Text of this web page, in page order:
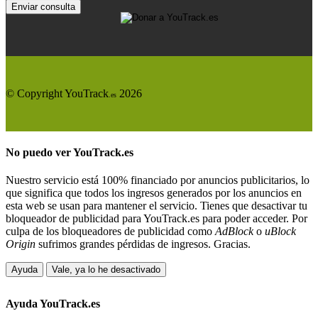
Enviar consulta
© Copyright YouTrack .es 2026
No puedo verYouTrack.es
Nuestro servicio está 100% financiado por anuncios publicitarios, lo
que significa que todos los ingresos generados por los anuncios en
esta web se usan para mantener el servicio. Tienes que desactivar tu
bloqueador de publicidad para YouTrack.es para poder acceder. Por
culpa de los bloqueadores de publicidad como AdBlocko uBlock
Origin sufrimos grandes pérdidas de ingresos. Gracias.
Ayuda Vale, ya lo he desactivado
Ayuda YouTrack.es